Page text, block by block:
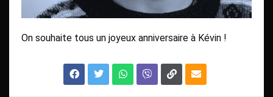
On souhaite tous un joyeux anniversaire à Kévin !